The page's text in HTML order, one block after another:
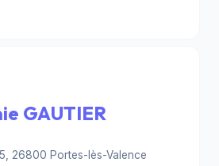
GAUTIER
26800 Portes-lès-Valence